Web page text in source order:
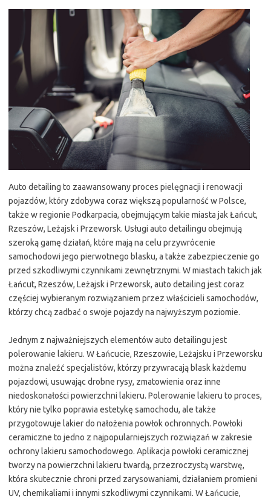
Auto detailing to zaawansowany proces pielęgnacji i renowacji
pojazdów, który zdobywa coraz większą popularność w Polsce,
także w regionie Podkarpacia, obejmującym takie miasta jak Łańcut,
Rzeszów, Leżajsk i Przeworsk. Usługi auto detailingu obejmują
szeroką gamę działań, które mają na celu przywrócenie
samochodowi jego pierwotnego blasku, a także zabezpieczenie go
przed szkodliwymi czynnikami zewnętrznymi. W miastach takich jak
Łańcut, Rzeszów, Leżajsk i Przeworsk, auto detailing jest coraz
częściej wybieranym rozwiązaniem przez właścicieli samochodów,
którzy chcą zadbać o swoje pojazdy na najwyższym poziomie.
Jednym z najważniejszych elementów auto detailingu jest
polerowanie lakieru. W Łańcucie, Rzeszowie, Leżajsku i Przeworsku
można znaleźć specjalistów, którzy przywracają blask każdemu
pojazdowi, usuwając drobne rysy, zmatowienia oraz inne
niedoskonałości powierzchni lakieru. Polerowanie lakieru to proces,
który nie tylko poprawia estetykę samochodu, ale także
przygotowuje lakier do nałożenia powłok ochronnych. Powłoki
ceramiczne to jedno z najpopularniejszych rozwiązań w zakresie
ochrony lakieru samochodowego. Aplikacja powłoki ceramicznej
tworzy na powierzchni lakieru twardą, przezroczystą warstwę,
która skutecznie chroni przed zarysowaniami, działaniem promieni
UV, chemikaliami i innymi szkodliwymi czynnikami. W Łańcucie,